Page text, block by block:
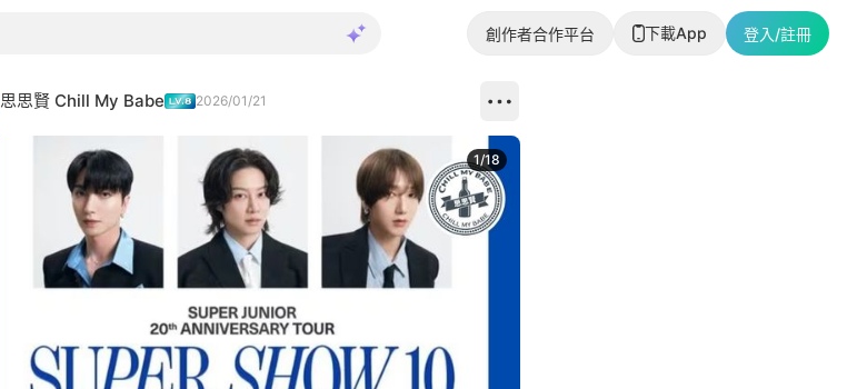
創作者合作平台 下載App 登入/註冊
思思賢 Chill My Babe 2026/01/21
1/18